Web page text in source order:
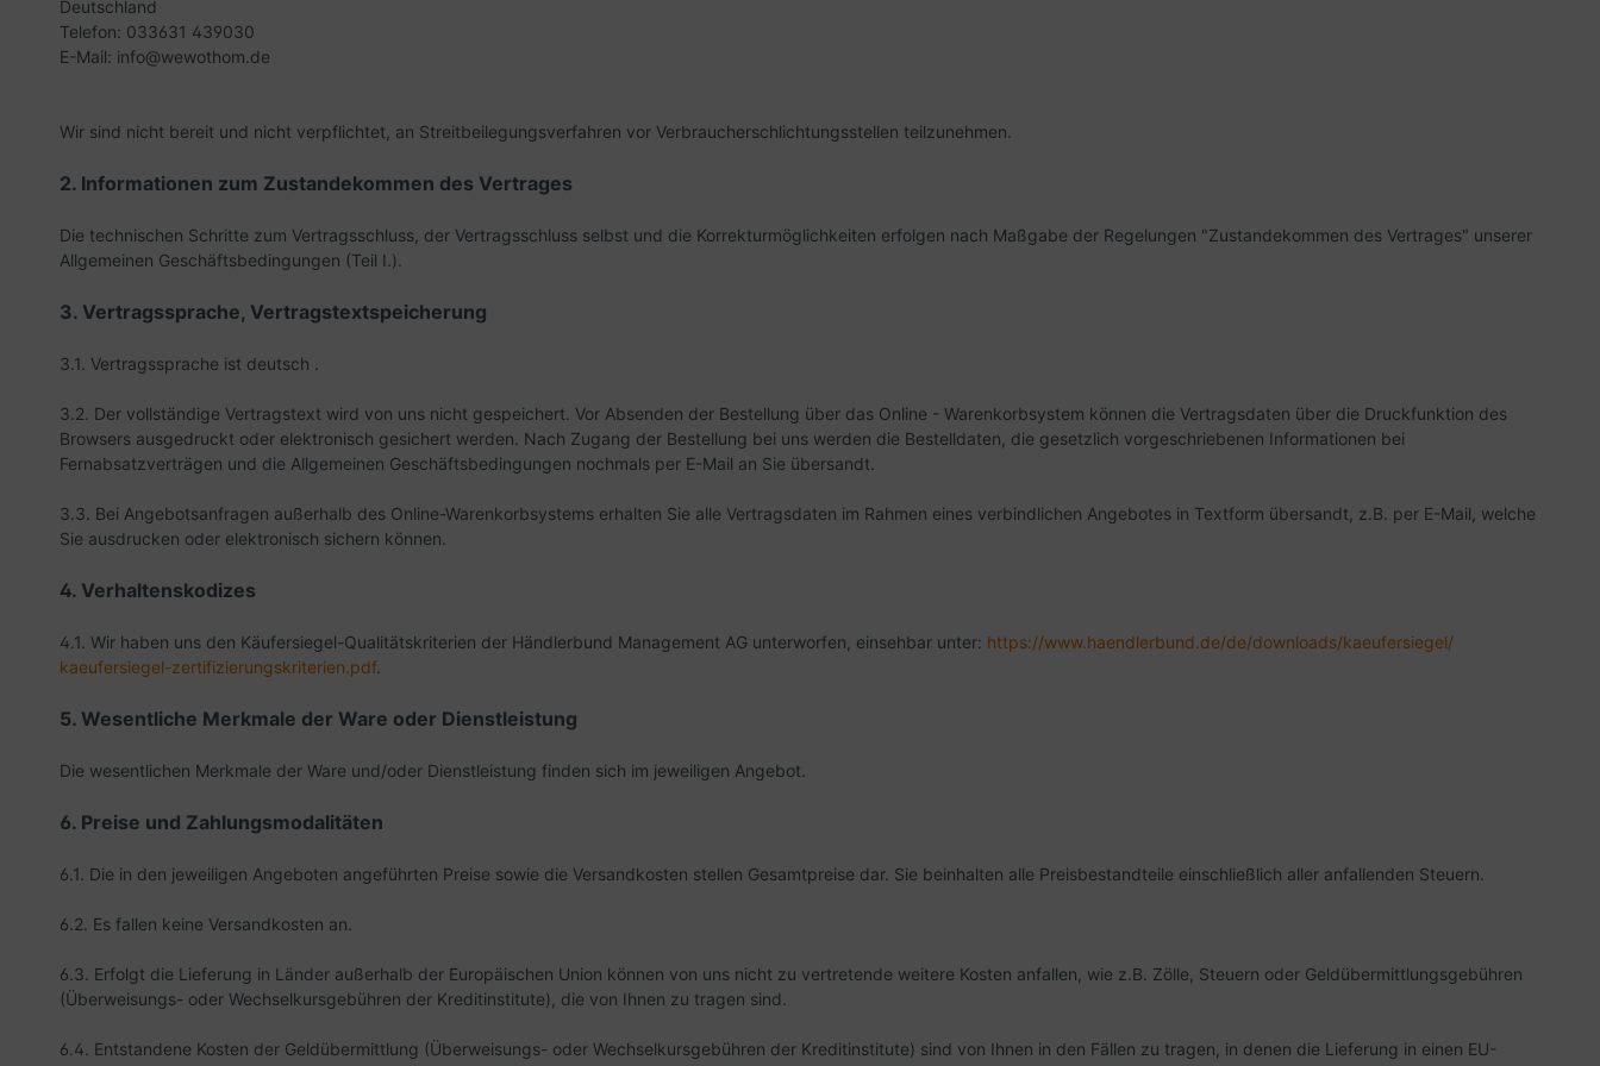
Deutschland
Telefon: 033631 439030
E-Mail: info@wewothom.de
Wir sind nicht bereit und nicht verpflichtet, an Streitbeilegungsverfahren vor Verbraucherschlichtungsstellen teilzunehmen.
2. Informationen zum Zustandekommen des Vertrages
Die technischen Schritte zum Vertragsschluss, der Vertragsschluss selbst und die Korrekturmöglichkeiten erfolgen nach Maßgabe der Regelungen "Zustandekommen des Vertrages" unserer
Allgemeinen Geschäftsbedingungen (Teil I.).
3. Vertragssprache, Vertragstextspeicherung
3.1. Vertragssprache ist deutsch .
3.2. Der vollständige Vertragstext wird von uns nicht gespeichert. Vor Absenden der Bestellung über das Online - Warenkorbsystem können die Vertragsdaten über die Druckfunktion des
Browsers ausgedruckt oder elektronisch gesichert werden. Nach Zugang der Bestellung bei uns werden die Bestelldaten, die gesetzlich vorgeschriebenen Informationen bei
Fernabsatzverträgen und die Allgemeinen Geschäftsbedingungen nochmals per E-Mail an Sie übersandt.
3.3. Bei Angebotsanfragen außerhalb des Online-Warenkorbsystems erhalten Sie alle Vertragsdaten im Rahmen eines verbindlichen Angebotes in Textform übersandt, z.B. per E-Mail, welche
Sie ausdrucken oder elektronisch sichern können.
4. Verhaltenskodizes
4.1. Wir haben uns den Käufersiegel-Qualitätskriterien der Händlerbund Management AG unterworfen, einsehbar unter: https://www.haendlerbund.de/de/downloads/kaeufersiegel/
kaeufersiegel-zertifizierungskriterien.pdf.
5. Wesentliche Merkmale der Ware oder Dienstleistung
Die wesentlichen Merkmale der Ware und/oder Dienstleistung finden sich im jeweiligen Angebot.
6. Preise und Zahlungsmodalitäten
6.1. Die in den jeweiligen Angeboten angeführten Preise sowie die Versandkosten stellen Gesamtpreise dar. Sie beinhalten alle Preisbestandteile einschließlich aller anfallenden Steuern.
6.2. Es fallen keine Versandkosten an.
6.3. Erfolgt die Lieferung in Länder außerhalb der Europäischen Union können von uns nicht zu vertretende weitere Kosten anfallen, wie z.B. Zölle, Steuern oder Geldübermittlungsgebühren
(Überweisungs- oder Wechselkursgebühren der Kreditinstitute), die von Ihnen zu tragen sind.
6.4. Entstandene Kosten der Geldübermittlung (Überweisungs- oder Wechselkursgebühren der Kreditinstitute) sind von Ihnen in den Fällen zu tragen, in denen die Lieferung in einen EU-